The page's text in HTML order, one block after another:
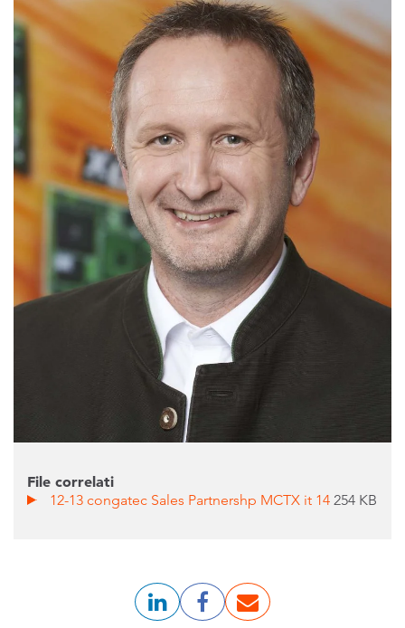
File correlati
12-13 congatec Sales Partnershp MCTX it 14254 KB